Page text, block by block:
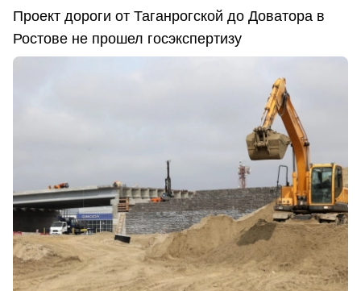
Проект дороги от Таганрогской до Доватора в
Ростове не прошел госэкспертизу